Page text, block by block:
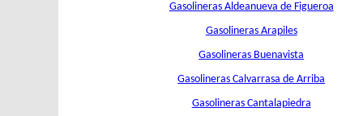
Gasolineras Aldeanueva de Figueroa
Gasolineras Arapiles
Gasolineras Buenavista
Gasolineras Calvarrasa de Arriba
Gasolineras Cantalapiedra